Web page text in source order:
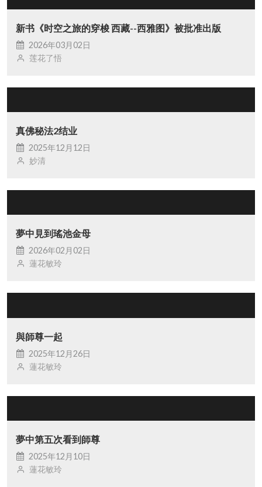
新书《时空之旅的穿梭 西藏--西雅图》被批准出版
2026年03月02日
莲花了悟
真佛秘法2结业
2025年12月12日
妙清
夢中見到瑤池金母
2026年02月02日
蓮花敏玲
與師尊一起
2025年12月26日
蓮花敏玲
夢中第五次看到師尊
2025年12月10日
蓮花敏玲